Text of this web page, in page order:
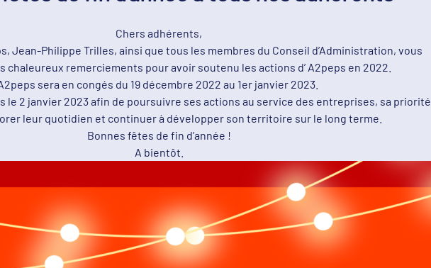
Chers adhérents,
Jean-Philippe Trilles, ainsi que tous les membres du Conseil d’Administration, vous
chaleureux remerciements pour avoir soutenu les actions d’ A2peps en 2022.
sera en congés du 19 décembre 2022 au 1er janvier 2023.
le 2 janvier 2023 afin de poursuivre ses actions au service des entreprises, sa priorité
leur quotidien et continuer à développer son territoire sur le long terme.
Bonnes fêtes de fin d’année !
A bientôt.